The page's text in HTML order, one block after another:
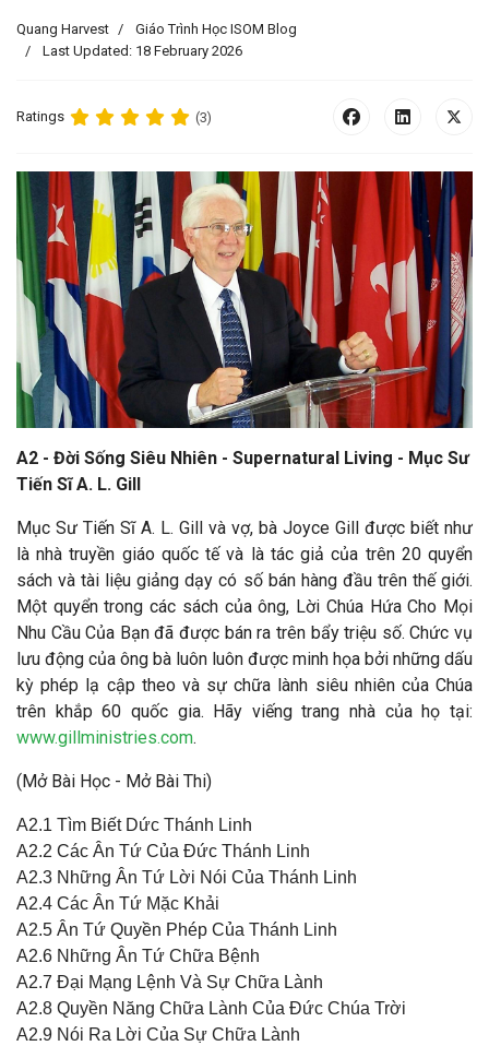
Quang Harvest
Giáo Trình Học ISOM Blog
Last Updated: 18 February 2026
Ratings (3)
A2 - Đời Sống Siêu Nhiên - Supernatural Living - Mục Sư
Tiến Sĩ A. L. Gill
Mục Sư Tiến Sĩ A. L. Gill và vợ, bà Joyce Gill được biết như
là nhà truyền giáo quốc tế và là tác giả của trên 20 quyển
sách và tài liệu giảng dạy có số bán hàng đầu trên thế giới.
Một quyển trong các sách của ông, Lời Chúa Hứa Cho Mọi
Nhu Cầu Của Bạn đã được bán ra trên bẩy triệu số. Chức vụ
lưu động của ông bà luôn luôn được minh họa bởi những dấu
kỳ phép lạ cập theo và sự chữa lành siêu nhiên của Chúa
trên khắp 60 quốc gia. Hãy viếng trang nhà của họ tại:
www.gillministries.com.
(Mở Bài Học - Mở Bài Thi)
A2.1 Tìm Biết Dức Thánh Linh
A2.2 Các Ân Tứ Của Đức Thánh Linh
A2.3 Những Ân Tứ Lời Nói Của Thánh Linh
A2.4 Các Ân Tứ Mặc Khải
A2.5 Ân Tứ Quyền Phép Của Thánh Linh
A2.6 Những Ân Tứ Chữa Bệnh
A2.7 Đại Mạng Lệnh Và Sự Chữa Lành
A2.8 Quyền Năng Chữa Lành Của Đức Chúa Trời
A2.9 Nói Ra Lời Của Sự Chữa Lành